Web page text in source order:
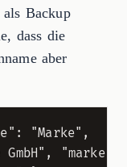
als Backup
dass die
aber
"Marke",
GmbH",